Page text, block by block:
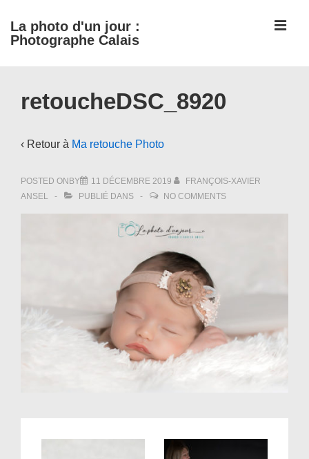
passer
au
La photo d'un jour :
Photographe Calais
Navigation
retoucheDSC_8920
‹ Retour à Ma retouche Photo
POSTED ONBY 11 DÉCEMBRE 2019
FRANÇOIS-XAVIER
ANSEL
PUBLIÉ DANS NO COMMENTS